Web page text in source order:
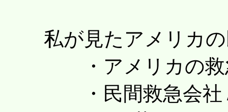
私が見たアメリカの
・アメリカの救急
・民間救急会社Ａ